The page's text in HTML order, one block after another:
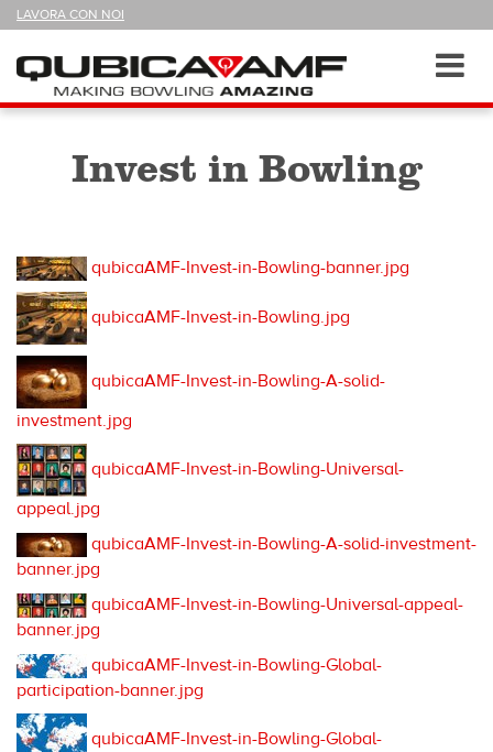
LAVORA CON NOI
SU
Sezioni
Invest in Bowling
qubicaAMF-Invest-in-Bowling-banner.jpg
qubicaAMF-Invest-in-Bowling.jpg
qubicaAMF-Invest-in-Bowling-A-solid-
investment.jpg
qubicaAMF-Invest-in-Bowling-Universal-
appeal.jpg
qubicaAMF-Invest-in-Bowling-A-solid-investment-
banner.jpg
qubicaAMF-Invest-in-Bowling-Universal-appeal-
banner.jpg
qubicaAMF-Invest-in-Bowling-Global-
participation-banner.jpg
qubicaAMF-Invest-in-Bowling-Global-